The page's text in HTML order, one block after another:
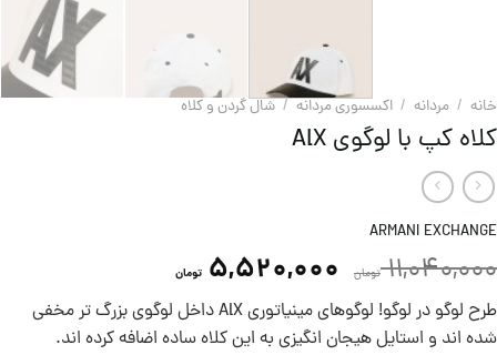
خانه / مردانه / اکسسوری مردانه / شال گردن و کلاه
کلاه کپ با لوگوی AlX
ARMANI EXCHANGE
11,040,000 تومان 5,520,000 تومان
طرح لوگو در لوگو! لوگوهای مینیاتوری AlX داخل لوگوی بزرگ تر مخفی
شده اند و استایل هیجان انگیزی به این کلاه ساده اضافه کرده اند.